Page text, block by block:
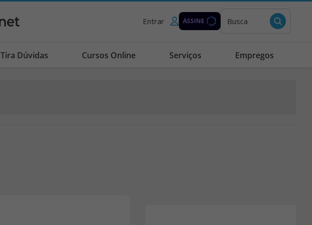
Entrar ASSINE Busca
Tira Dúvidas Cursos Online Serviços Empregos